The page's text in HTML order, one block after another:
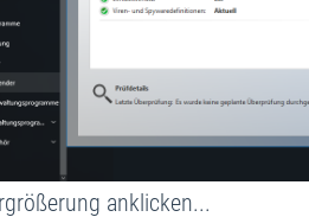
anklicken...